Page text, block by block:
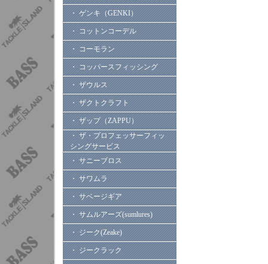
・ ゲンキ（GENKI）
・ コットンコーデル
・ コーモラン
・ コッパースフィッシング
・ ザウルス
・ ザクトクラフト
・ ザップ（ZAPPU）
・ ザ・プロフェッサーフィッ
シングサービス
・ サニーブロス
・ サワムラ
・ サベージギア
・ サムルアーズ(sumlures)
・ ジーク(Zeake)
・ ジークラック